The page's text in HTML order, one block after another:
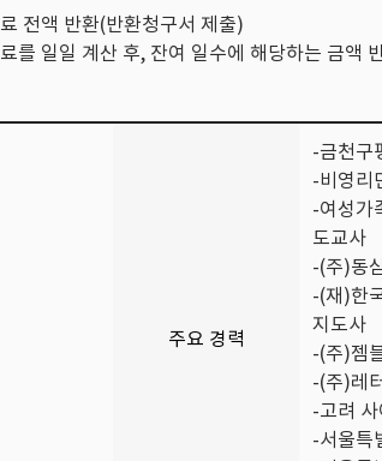
전액 반환(반환청구서 제출)
일일 계산 후, 잔여 일수에 해당하는 금액
주요 경력
-금천구
-비영리
-여성가
도교사
-(주)동
-(재)한
지도사
-(주)젬
-(주)레
-고려
-서울특